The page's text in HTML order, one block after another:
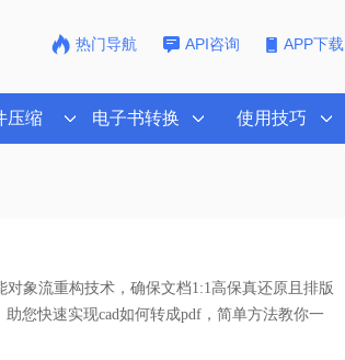
热门导航 API咨询 APP下载
压缩 电子书转换 使用技巧
对象流重构技术，确保文档1:1高保真还原且排版
私安全。助您快速实现cad如何转成pdf，简单方法教你一